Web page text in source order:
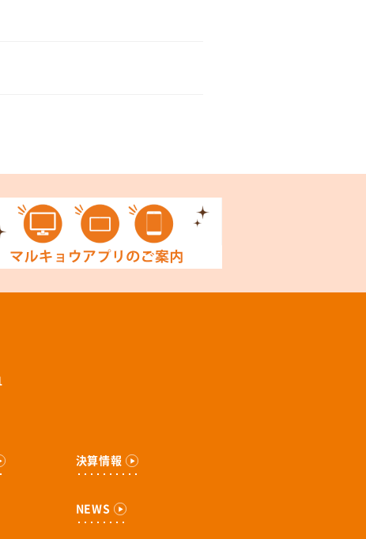
決算情報
NEWS